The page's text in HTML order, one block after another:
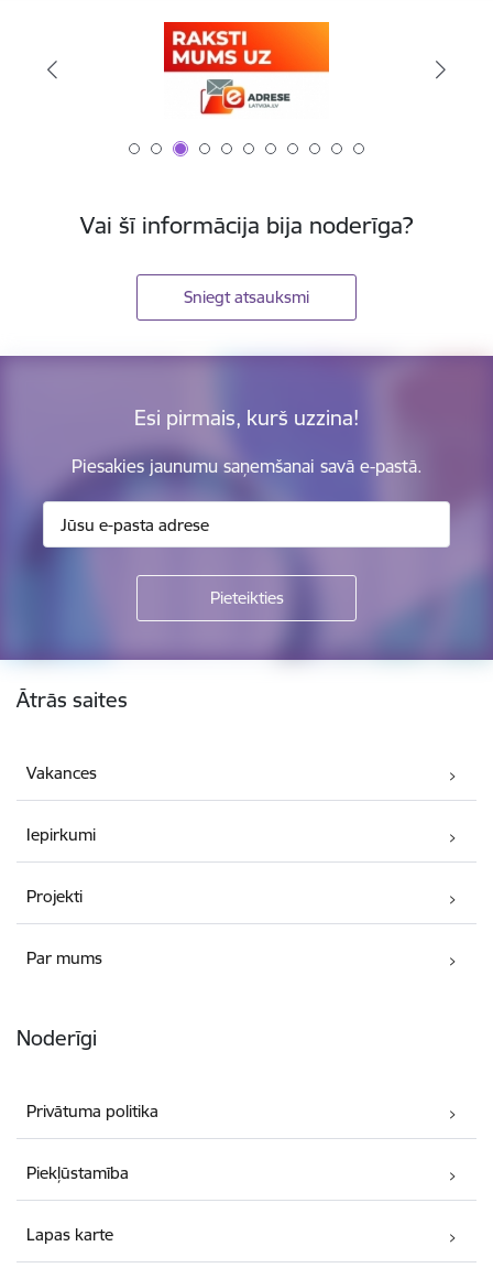
Vai šī informācija bija noderīga?
Sniegt atsauksmi
Esi pirmais, kurš uzzina!
Piesakies jaunumu saņemšanai savā e-pastā.
Kājene
Ātrās saites
Vakances
Iepirkumi
Projekti
Par mums
Noderīgi
Privātuma politika
Piekļūstamība
Lapas karte